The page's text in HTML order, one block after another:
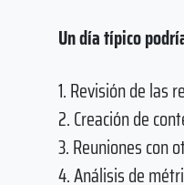
Un día típico
1. Revisión de las
2. Creación de
3. Reuniones con
4. Análisis de